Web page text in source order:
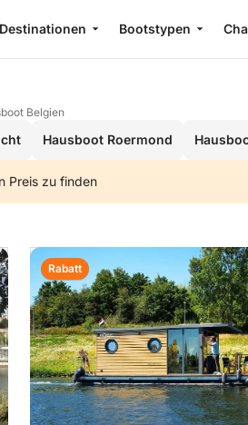
Bootstypen
Belgien
Hausboot Roermond
Preis zu finden
Rabatt